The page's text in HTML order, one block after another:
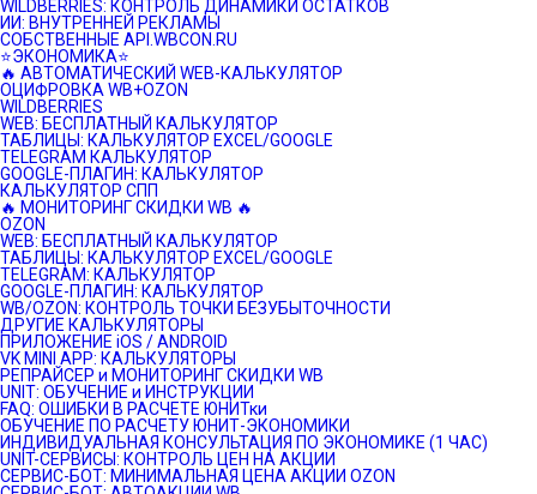
WILDBERRIES: КОНТРОЛЬ ДИНАМИКИ ОСТАТКОВ
ИИ: ВНУТРЕННЕЙ РЕКЛАМЫ
СОБСТВЕННЫЕ API.WBCON.RU
⭐️ЭКОНОМИКА⭐️
🔥 АВТОМАТИЧЕСКИЙ WEB-КАЛЬКУЛЯТОР
ОЦИФРОВКА WB+OZON
WILDBERRIES
WEB: БЕСПЛАТНЫЙ КАЛЬКУЛЯТОР
ТАБЛИЦЫ: КАЛЬКУЛЯТОР EXCEL/GOOGLE
TELEGRAM КАЛЬКУЛЯТОР
GOOGLE-ПЛАГИН: КАЛЬКУЛЯТОР
КАЛЬКУЛЯТОР СПП
🔥 МОНИТОРИНГ СКИДКИ WB 🔥
OZON
WEB: БЕСПЛАТНЫЙ КАЛЬКУЛЯТОР
ТАБЛИЦЫ: КАЛЬКУЛЯТОР EXCEL/GOOGLE
TELEGRAM: КАЛЬКУЛЯТОР
GOOGLE-ПЛАГИН: КАЛЬКУЛЯТОР
WB/OZON: КОНТРОЛЬ ТОЧКИ БЕЗУБЫТОЧНОСТИ
ДРУГИЕ КАЛЬКУЛЯТОРЫ
ПРИЛОЖЕНИЕ iOS / ANDROID
VK MINI APP: КАЛЬКУЛЯТОРЫ
РЕПРАЙСЕР и МОНИТОРИНГ СКИДКИ WB
UNIT: ОБУЧЕНИЕ и ИНСТРУКЦИИ
FAQ: ОШИБКИ В РАСЧЕТЕ ЮНИТки
ОБУЧЕНИЕ ПО РАСЧЕТУ ЮНИТ-ЭКОНОМИКИ
ИНДИВИДУАЛЬНАЯ КОНСУЛЬТАЦИЯ ПО ЭКОНОМИКЕ (1 ЧАС)
UNIT-СЕРВИСЫ: КОНТРОЛЬ ЦЕН НА АКЦИИ
СЕРВИС-БОТ: МИНИМАЛЬНАЯ ЦЕНА АКЦИИ OZON